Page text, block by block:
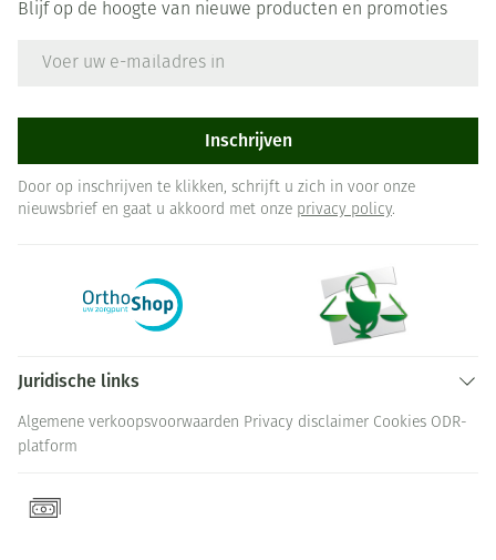
Blijf op de hoogte van nieuwe producten en promoties
Inschrijven
Door op inschrijven te klikken, schrijft u zich in voor onze
nieuwsbrief en gaat u akkoord met onze privacy policy.
Juridische links
Algemene verkoopsvoorwaarden Privacy disclaimer Cookies ODR-
platform